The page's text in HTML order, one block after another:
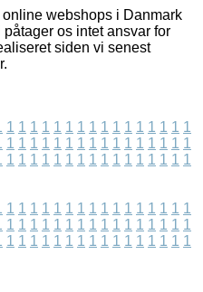
webshops i Danmark
os intet ansvar for
siden vi senest
1 1 1 1 1 1 1 1 1 1 1 1 1 1 1 1
1 1 1 1 1 1 1 1 1 1 1 1 1 1 1 1
1 1 1 1 1 1 1 1 1 1 1 1 1 1 1 1
1 1 1 1 1 1 1 1 1 1 1 1 1 1 1 1
1 1 1 1 1 1 1 1 1 1 1 1 1 1 1 1
1 1 1 1 1 1 1 1 1 1 1 1 1 1 1 1